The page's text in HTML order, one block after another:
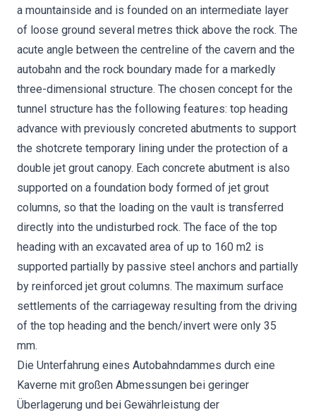
a mountainside and is founded on an intermediate layer
of loose ground several metres thick above the rock. The
acute angle between the centreline of the cavern and the
autobahn and the rock boundary made for a markedly
three-dimensional structure. The chosen concept for the
tunnel structure has the following features: top heading
advance with previously concreted abutments to support
the shotcrete temporary lining under the protection of a
double jet grout canopy. Each concrete abutment is also
supported on a foundation body formed of jet grout
columns, so that the loading on the vault is transferred
directly into the undisturbed rock. The face of the top
heading with an excavated area of up to 160 m2 is
supported partially by passive steel anchors and partially
by reinforced jet grout columns. The maximum surface
settlements of the carriageway resulting from the driving
of the top heading and the bench/invert were only 35
mm.
Die Unterfahrung eines Autobahndammes durch eine
Kaverne mit großen Abmessungen bei geringer
Überlagerung und bei Gewährleistung der